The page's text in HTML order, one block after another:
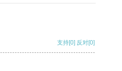
支持[0] 反对[0]